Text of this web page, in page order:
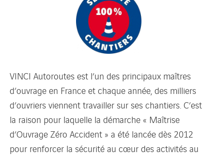
VINCI Autoroutes est l’un des principaux maîtres
d’ouvrage en France et chaque année, des milliers
d’ouvriers viennent travailler sur ses chantiers. C’est
la raison pour laquelle la démarche « Maîtrise
d’Ouvrage Zéro Accident » a été lancée dès 2012
pour renforcer la sécurité au cœur des activités au